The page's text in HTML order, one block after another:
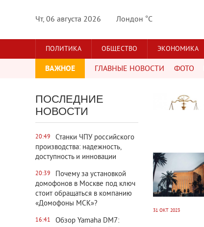
Чт, 06 августа 2026 Лондон °C
ПОЛИТИКА ОБЩЕСТВО ЭКОНОМИКА
ВАЖНОЕ ГЛАВНЫЕ НОВОСТИ ФОТО
ПОСЛЕДНИЕ
НОВОСТИ
20:49
Станки ЧПУ российского
производства: надежность,
доступность и инновации
20:39
Почему за установкой
домофонов в Москве под ключ
стоит обращаться в компанию
«Домофоны МСК»?
16:41
Обзор Yamaha DM7:
31 ОКТ 2023